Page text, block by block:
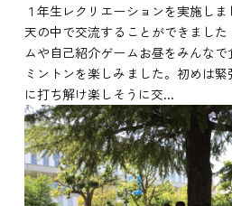
１年生レクリエーションを実施し
天の中で交流することができまし
ムや自己紹介ゲームお昼をみんな
ミントンを楽しみました。初めは
に打ち解け楽しそうに交...